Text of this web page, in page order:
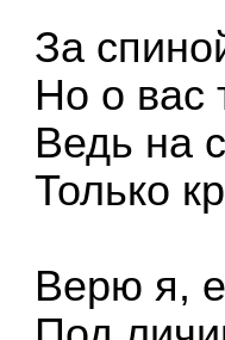
За
Но о вас
Ведь на
Только
Верю я,